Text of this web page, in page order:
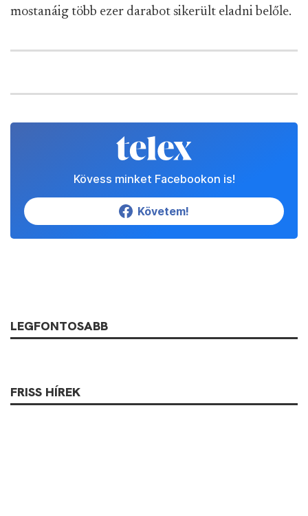
mostanáig több ezer darabot sikerült eladni belőle.
Kövess minket Facebookon is!
Követem!
LEGFONTOSABB
FRISS HÍREK